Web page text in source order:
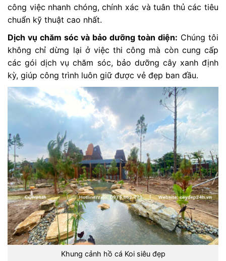
công việc nhanh chóng, chính xác và tuân thủ các tiêu
chuẩn kỹ thuật cao nhất.
Dịch vụ chăm sóc và bảo dưỡng toàn diện: Chúng tôi
không chỉ dừng lại ở việc thi công mà còn cung cấp
các gói dịch vụ chăm sóc, bảo dưỡng cây xanh định
kỳ, giúp công trình luôn giữ được vẻ đẹp ban đầu.
Khung cảnh hồ cá Koi siêu đẹp